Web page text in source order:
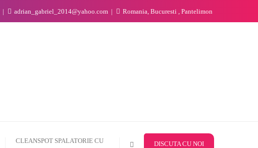
adrian_gabriel_2014@yahoo.com Romania, Bucuresti , Pantelimon
CLEANSPOT SPALATORIE CU
DISCUTA CU NOI